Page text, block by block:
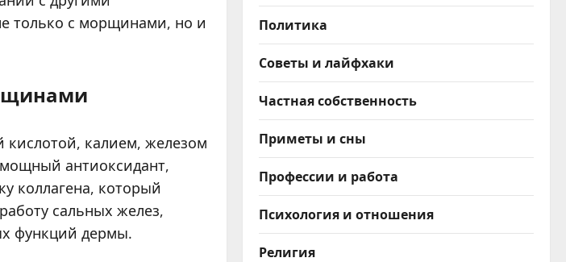
только с морщинами, но и
кислотой, калием, железом
антиоксидант,
коллагена, который
сальных желез,
функций дермы.
Политика
Советы и лайфхаки
Частная собственность
Приметы и сны
Профессии и работа
Психология и отношения
Религия